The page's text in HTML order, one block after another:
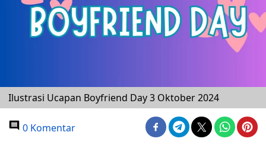
Ilustrasi Ucapan Boyfriend Day 3 Oktober 2024
0 Komentar